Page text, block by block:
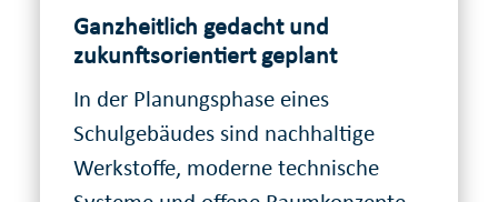
Ganzheitlich gedacht und
zukunftsorientiert geplant
In der Planungsphase eines
Schulgebäudes sind nachhaltige
Werkstoffe, moderne technische